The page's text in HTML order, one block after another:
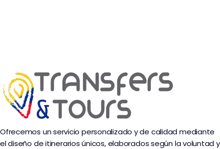
Ofrecemos un servicio personalizado y de calidad mediante
el diseño de itinerarios únicos, elaborados según la voluntad y